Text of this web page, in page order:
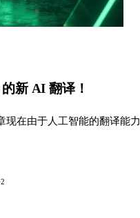
新 AI 翻译！
现在由于人工智能的翻译